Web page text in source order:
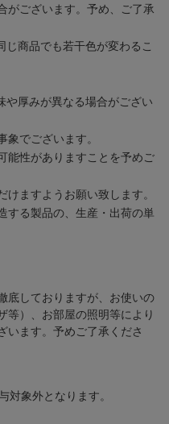
がございます。予め、ご了承
商品でも若干色が変わるこ
厚みが異なる場合がござい
でございます。
能性がありますことを予めご
ますようお願い致します。
する製品の、生産・出荷の単
底しておりますが、お使いの
等）、お部屋の照明等により
います。予めご了承くださ
対象外となります。